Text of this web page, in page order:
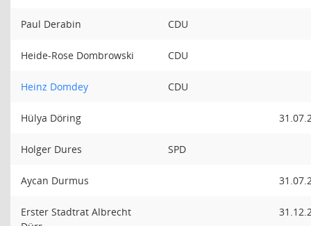
Paul Derabin CDU
Heide-Rose Dombrowski CDU
Heinz Domdey CDU
Hülya Döring
Holger Dures SPD
Aycan Durmus
Erster Stadtrat Albrecht